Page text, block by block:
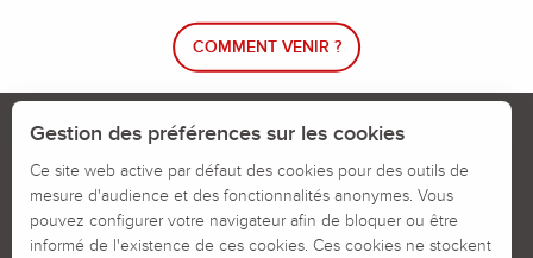
COMMENT VENIR ?
Le blog rando !
Calendrier des jours chassés
Signaler un problème sur un parcours
Gestion des préférences sur les cookies
Ce site web active par défaut des cookies pour des outils de
mesure d'audience et des fonctionnalités anonymes. Vous
pouvez configurer votre navigateur afin de bloquer ou être
informé de l'existence de ces cookies. Ces cookies ne stockent